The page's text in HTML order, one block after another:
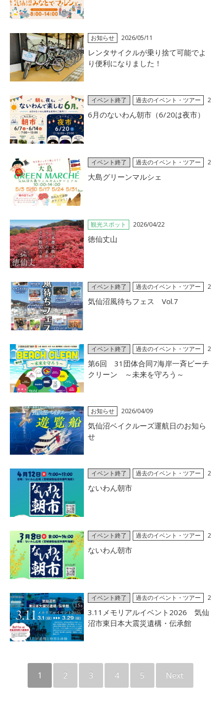
お知らせ 2026/05/11
レンタサイクルが乗り捨て可能でよ
り便利になりました！
イベント終了 過去のイベント・ツアー
2
6月のないわん朝市（6/20は夜市）
イベント終了 過去のイベント・ツアー
2
大島グリーンマルシェ
観光スポット 2026/04/22
徳仙丈山
イベント終了 過去のイベント・ツアー
2
気仙沼風待ちフェス Vol.7
イベント終了 過去のイベント・ツアー
2
第6回 31団体合同7海岸一斉ビーチ
クリーン ～未来を守ろう～
お知らせ 2026/04/09
気仙沼ベイクルーズ運航日のお知ら
せ
イベント終了 過去のイベント・ツアー
2
ないわん朝市
イベント終了 過去のイベント・ツアー
2
ないわん朝市
イベント終了 過去のイベント・ツアー
2
3.11メモリアルイベント2026 気仙
沼市東日本大震災遺構・伝承館
1 2 3 4 5 Next